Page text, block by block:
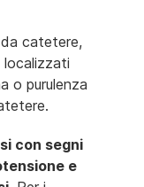
catetere,
localizzati
o purulenza
con segni
e